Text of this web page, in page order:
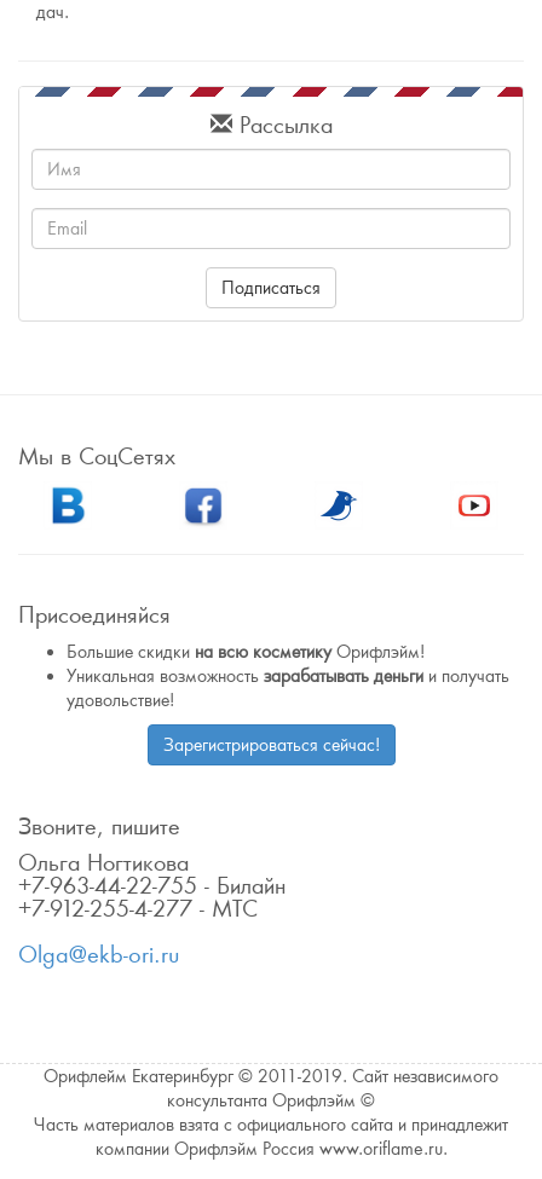
дач.
Рассылка
Подписаться
Мы в СоцСетях
Присоединяйся
Большие скидки на всю косметикуОрифлэйм!
Уникальная возможность зарабатывать деньги и получать
удовольствие!
Зарегистрироваться сейчас!
Звоните, пишите
Ольга Ногтикова
+7-963-44-22-755 - Билайн
+7-912-255-4-277 - МТС
Olga@ekb-ori.ru
Орифлейм Екатеринбург © 2011-2019. Сайт независимого
консультанта Орифлэйм ©
Часть материалов взята с официального сайта и принадлежит
компании Орифлэйм Россия www.oriflame.ru.